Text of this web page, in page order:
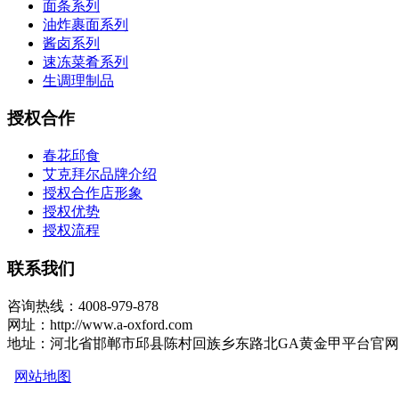
面条系列
油炸裹面系列
酱卤系列
速冻菜肴系列
生调理制品
授权合作
春花邱食
艾克拜尔品牌介绍
授权合作店形象
授权优势
授权流程
联系我们
咨询热线：4008-979-878
网址：http://www.a-oxford.com
地址：河北省邯郸市邱县陈村回族乡东路北GA黄金甲平台官
网站地图